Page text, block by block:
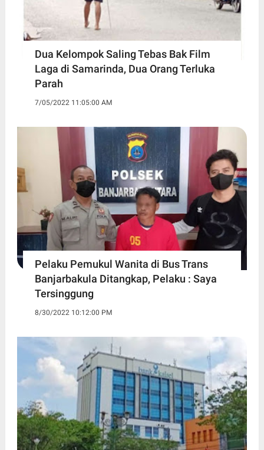
Dua Kelompok Saling Tebas Bak Film
Laga di Samarinda, Dua Orang Terluka
Parah
7/05/2022 11:05:00 AM
Pelaku Pemukul Wanita di Bus Trans
Banjarbakula Ditangkap, Pelaku : Saya
Tersinggung
8/30/2022 10:12:00 PM